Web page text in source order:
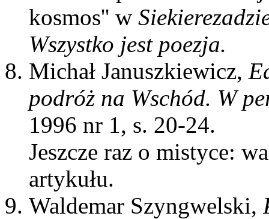
kosmos'' w
Wszystko jest poezja.
Michał Januszkiewicz,
podróż na Wschód. W
1996 nr 1, s. 20-24.
Jeszcze raz o mistyce:
artykułu.
Waldemar Szyngwelski,